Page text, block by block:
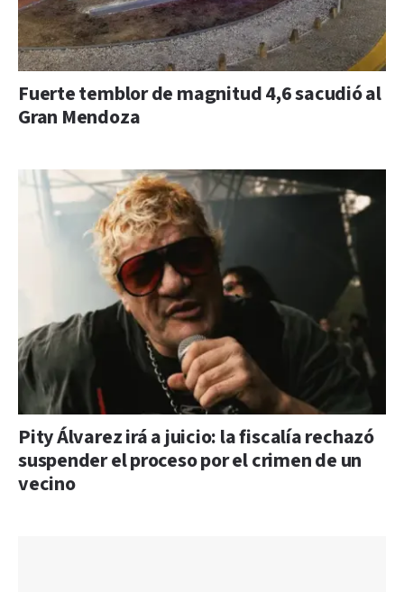
Fuerte temblor de magnitud 4,6 sacudió al
Gran Mendoza
Pity Álvarez irá a juicio: la fiscalía rechazó
suspender el proceso por el crimen de un
vecino